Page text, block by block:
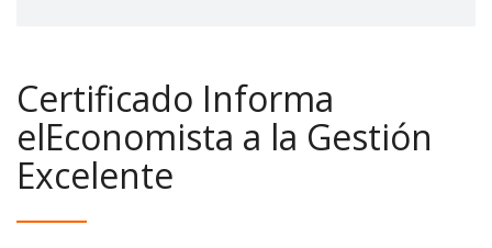
Certificado Informa
elEconomista a la Gestión
Excelente